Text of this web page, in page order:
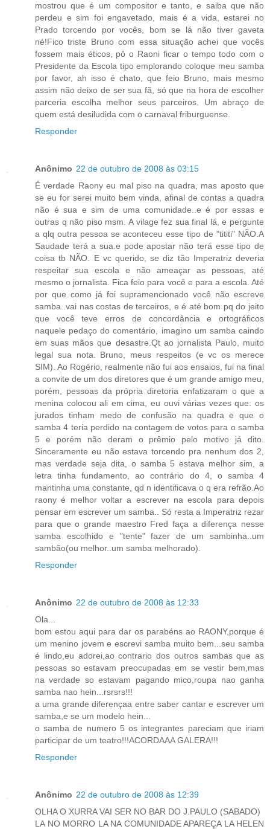
mostrou que é um compositor e tanto, e saiba que não
perdeu e sim foi engavetado, mais é a vida, estarei no
Prado torcendo por vocês, bom se lá não tiver gaveta
né!Fico triste Bruno com essa situação achei que vocês
fossem mais éticos, pô o Raoni ficar o tempo todo com o
Presidente da Escola tipo emplorando coloque meu samba
por favor, ah isso é chato, que feio Bruno, mais mesmo
assim não deixo de ser sua fã, só que na hora de escolher
parceria escolha melhor seus parceiros. Um abraço de
quem está desiludida com o carnaval friburguense.
Responder
Anônimo 22 de outubro de 2008 às 03:15
É verdade Raony eu mal piso na quadra, mas aposto que
se eu for serei muito bem vinda, afinal de contas a quadra
não é sua e sim de uma comunidade..e é por essas e
outras q não piso msm. A vilage fez sua final lá, e pergunte
a qlq outra pessoa se aconteceu esse tipo de "tititi" NÃO.A
Saudade terá a sua.e pode apostar não terá esse tipo de
coisa tb NÃO. E vc querido, se diz tão Imperatriz deveria
respeitar sua escola e não ameaçar as pessoas, até
mesmo o jornalista. Fica feio para você e para a escola. Até
por que como já foi supramencionado você não escreve
samba..vai nas costas de terceiros, e é até bom pq do jeito
que você teve erros de concordância e ortográficos
naquele pedaço do comentário, imagino um samba caindo
em suas mãos que desastre.Qt ao jornalista Paulo, muito
legal sua nota. Bruno, meus respeitos (e vc os merece
SIM). Ao Rogério, realmente não fui aos ensaios, fui na final
a convite de um dos diretores que é um grande amigo meu,
porém, pessoas da própria diretoria enfatizaram o que a
menina colocou ali em cima, eu ouvi várias vezes que: os
jurados tinham medo de confusão na quadra e que o
samba 4 teria perdido na contagem de votos para o samba
5 e porém não deram o prêmio pelo motivo já dito.
Sinceramente eu não estava torcendo pra nenhum dos 2,
mas verdade seja dita, o samba 5 estava melhor sim, a
letra tinha fundamento, ao contrário do 4, o samba 4
mantinha uma constante, qd n identificava o q era refrão.Ao
raony é melhor voltar a escrever na escola para depois
pensar em escrever um samba.. Só resta a Imperatriz rezar
para que o grande maestro Fred faça a diferença nesse
samba escolhido e "tente" fazer de um sambinha..um
sambão(ou melhor..um samba melhorado).
Responder
Anônimo 22 de outubro de 2008 às 12:33
Ola...
bom estou aqui para dar os parabéns ao RAONY,porque é
um menino jovem e escrevi samba muito bem...seu samba
é lindo,eu adorei,ao contrario dos outros sambas que as
pessoas so estavam preocupadas em se vestir bem,mas
na verdade so estavam pagando mico,roupa nao ganha
samba nao hein...rsrsrs!!!
a uma grande diferençaa entre saber cantar e escrever um
samba,e se um modelo hein...
o samba de numero 5 os integrantes pareciam que iriam
participar de um teatro!!!ACORDAAA GALERA!!!
Responder
Anônimo 22 de outubro de 2008 às 12:39
OLHA O XURRA VAI SER NO BAR DO J.PAULO (SABADO)
LA NO MORRO LA NA COMUNIDADE APAREÇA LA HELEN